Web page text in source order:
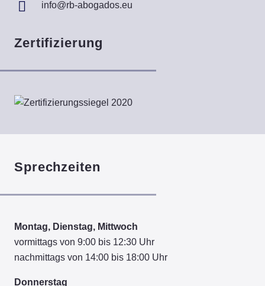
info@rb-abogados.eu
Zertifizierung
Sprechzeiten
Montag, Dienstag, Mittwoch
vormittags von 9:00 bis 12:30 Uhr
nachmittags von 14:00 bis 18:00 Uhr
Donnerstag